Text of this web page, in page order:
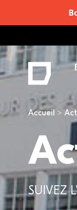
Vous êtes ici
Accueil
SUIVEZ